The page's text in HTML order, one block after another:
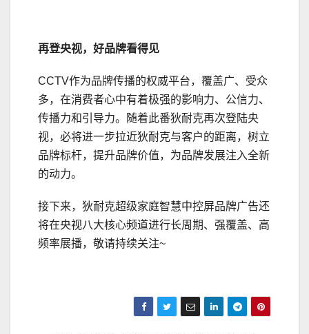
再登央视，好品牌看得见
CCTV作为品牌传播的权威平台，覆盖广、受众
多，在消费者心中有着极强的影响力、公信力、
传播力和引导力。随着此番狄耐克再次登陆央
视，必将进一步拉近狄耐克与客户的距离，树立
品牌标杆，提升品牌价值，为品牌发展注入全新
的动力。
接下来，狄耐克超级家庭智慧中控屏品牌广告还
将在央视八大核心频道进行长周期、强覆盖、高
频率展播，敬请持续关注~